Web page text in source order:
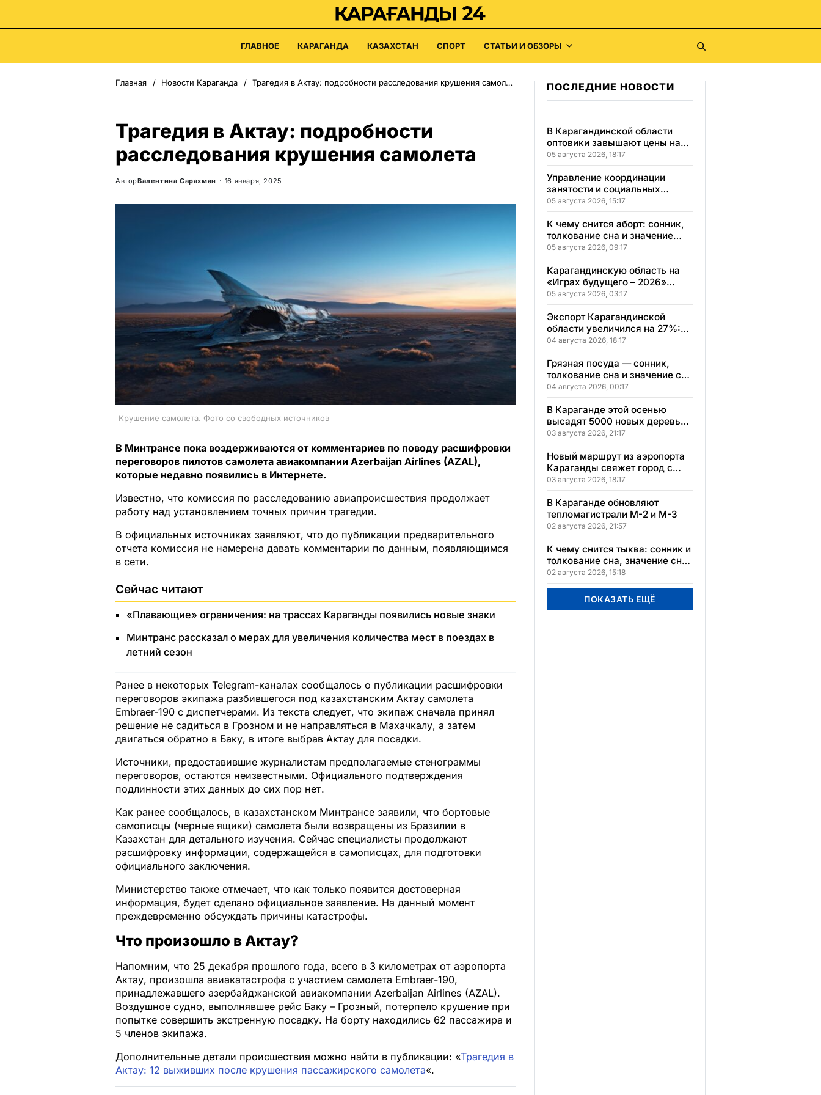
ГЛАВНОЕ КАРАГАНДА КАЗАХСТАН СПОРТ СТАТЬИ И ОБЗОРЫ
Главная Новости Караганда Трагедия в Актау: подробности расследования крушения самолета
Трагедия в Актау: подробности
расследования крушения самолета
АвторВалентина Сарахман 16 января, 2025
Крушение самолета. Фото со свободных источников
В Минтрансе пока воздерживаются от комментариев по поводу расшифровки
переговоров пилотов самолета авиакомпании Azerbaijan Airlines (AZAL),
которые недавно появились в Интернете.
Известно, что комиссия по расследованию авиапроисшествия продолжает
работу над установлением точных причин трагедии.
В официальных источниках заявляют, что до публикации предварительного
отчета комиссия не намерена давать комментарии по данным, появляющимся
в сети.
Сейчас читают
«Плавающие» ограничения: на трассах Караганды появились новые знаки
Минтранс рассказал о мерах для увеличения количества мест в поездах в
летний сезон
Ранее в некоторых Telegram-каналах сообщалось о публикации расшифровки
переговоров экипажа разбившегося под казахстанским Актау самолета
Embraer-190 с диспетчерами. Из текста следует, что экипаж сначала принял
решение не садиться в Грозном и не направляться в Махачкалу, а затем
двигаться обратно в Баку, в итоге выбрав Актау для посадки.
Источники, предоставившие журналистам предполагаемые стенограммы
переговоров, остаются неизвестными. Официального подтверждения
подлинности этих данных до сих пор нет.
Как ранее сообщалось, в казахстанском Минтрансе заявили, что бортовые
самописцы (черные ящики) самолета были возвращены из Бразилии в
Казахстан для детального изучения. Сейчас специалисты продолжают
расшифровку информации, содержащейся в самописцах, для подготовки
официального заключения.
Министерство также отмечает, что как только появится достоверная
информация, будет сделано официальное заявление. На данный момент
преждевременно обсуждать причины катастрофы.
Что произошло в Актау?
Напомним, что 25 декабря прошлого года, всего в 3 километрах от аэропорта
Актау, произошла авиакатастрофа с участием самолета Embraer-190,
принадлежавшего азербайджанской авиакомпании Azerbaijan Airlines (AZAL).
Воздушное судно, выполнявшее рейс Баку – Грозный, потерпело крушение при
попытке совершить экстренную посадку. На борту находились 62 пассажира и
5 членов экипажа.
Дополнительные детали происшествия можно найти в публикации: «Трагедия в
Актау: 12 выживших после крушения пассажирского самолета«.
ПОСЛЕДНИЕ НОВОСТИ
В Карагандинской области
оптовики завышают цены на
продукты до 50%
05 августа 2026, 18:17
Управление координации
занятости и социальных
программ Карагандинской
области сменило место
расположения
05 августа 2026, 15:17
К чему снится аборт: сонник,
толкование сна и значение
увиденного
05 августа 2026, 09:17
Карагандинскую область на
«Играх будущего – 2026»
представят два коллектива
05 августа 2026, 03:17
Экспорт Карагандинской
области увеличился на 27%:
регион осваивает новые
рынки
04 августа 2026, 18:17
Грязная посуда — сонник,
толкование сна и значение сна
по мотивам ваших ощущений
и переживаний
04 августа 2026, 00:17
В Караганде этой осенью
высадят 5000 новых деревьев
в экопарке
03 августа 2026, 21:17
Новый маршрут из аэропорта
Караганды свяжет город с
другими регионами
Казахстана
03 августа 2026, 18:17
В Караганде обновляют
тепломагистрали М-2 и М-3
02 августа 2026, 21:57
К чему снится тыква: сонник и
толкование сна, значение сна
в различных культурах
02 августа 2026, 15:18
ПОКАЗАТЬ ЕЩЁ